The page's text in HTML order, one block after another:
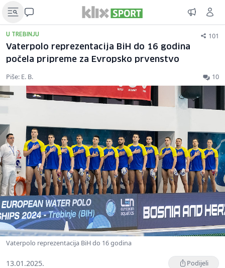
U TREBINJU 101
Vaterpolo reprezentacija BiH do 16 godina
počela pripreme za Evropsko prvenstvo
Piše: E. B. 10
Vaterpolo reprezentacija BiH do 16 godina
13.01.2025. Podijeli